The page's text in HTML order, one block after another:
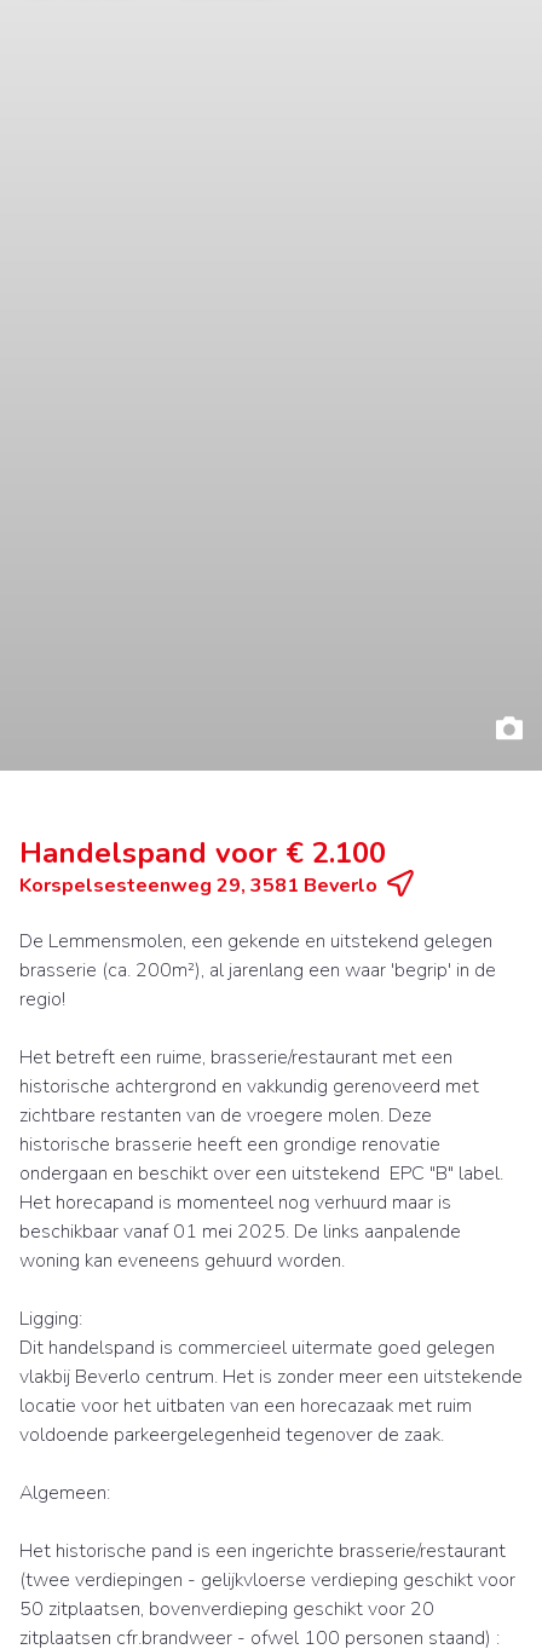
Handelspand voor € 2.100
Korspelsesteenweg 29, 3581 Beverlo
De Lemmensmolen, een gekende en uitstekend gelegen
brasserie (ca. 200m²), al jarenlang een waar 'begrip' in de
regio!
Het betreft een ruime, brasserie/restaurant met een
historische achtergrond en vakkundig gerenoveerd met
zichtbare restanten van de vroegere molen. Deze
historische brasserie heeft een grondige renovatie
ondergaan en beschikt over een uitstekend EPC "B" label.
Het horecapand is momenteel nog verhuurd maar is
beschikbaar vanaf 01 mei 2025. De links aanpalende
woning kan eveneens gehuurd worden.
Ligging:
Dit handelspand is commercieel uitermate goed gelegen
vlakbij Beverlo centrum. Het is zonder meer een uitstekende
locatie voor het uitbaten van een horecazaak met ruim
voldoende parkeergelegenheid tegenover de zaak.
Algemeen:
Het historische pand is een ingerichte brasserie/restaurant
(twee verdiepingen - gelijkvloerse verdieping geschikt voor
50 zitplaatsen, bovenverdieping geschikt voor 20
zitplaatsen cfr.brandweer - ofwel 100 personen staand) :